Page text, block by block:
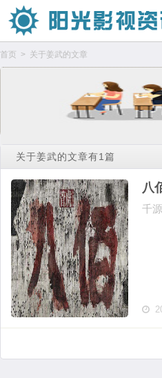
首页 > 关于姜武的文章
关于姜武的文章有1篇
八
千